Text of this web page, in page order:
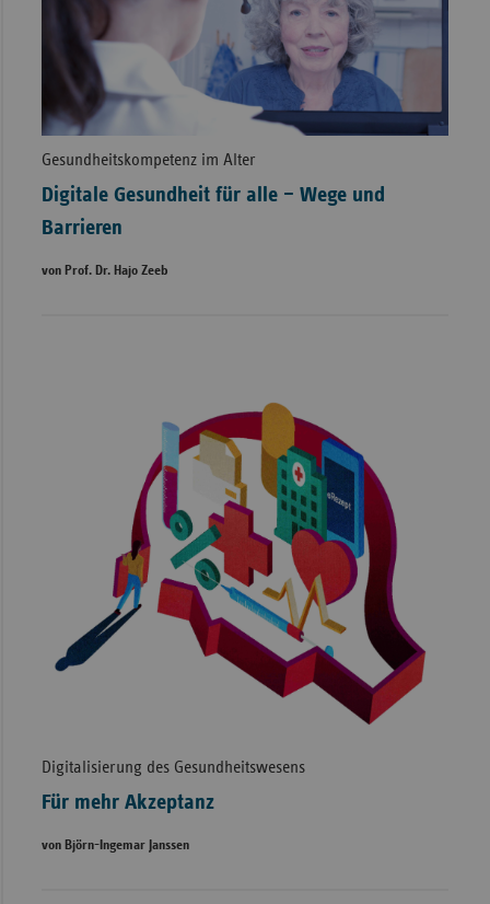
Gesundheitskompetenz im Alter
Digitale Gesundheit für alle – Wege und
Barrieren
von Prof. Dr. Hajo Zeeb
Digitalisierung des Gesundheitswesens
Für mehr Akzeptanz
von Björn-Ingemar Janssen